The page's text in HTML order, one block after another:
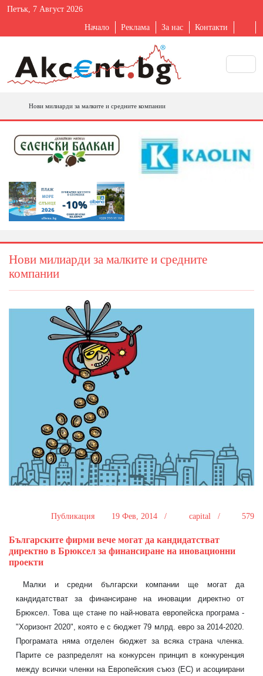
Петък, 7 Август 2026
Начало Реклама За нас Контакти
Нови милиарди за малките и средните компании
Нови милиарди за малките и средните
компании
Публикация 19 Фев, 2014 / capital / 579
Българските фирми вече могат да кандидатстват
директно в Брюксел за финансиране на иновационни
проекти
Малки и средни български компании ще могат да
кандидатстват за финансиране на иновации директно от
Брюксел. Това ще стане по най-новата европейска програма -
"Хоризонт 2020", която е с бюджет 79 млрд. евро за 2014-2020.
Програмата няма отделен бюджет за всяка страна членка.
Парите се разпределят на конкурсен принцип в конкуренция
между всички членки на Европейския съюз (ЕС) и асоциирани